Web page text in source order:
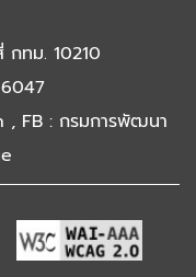
ทม. 10210
, FB : กรมการพัฒนา